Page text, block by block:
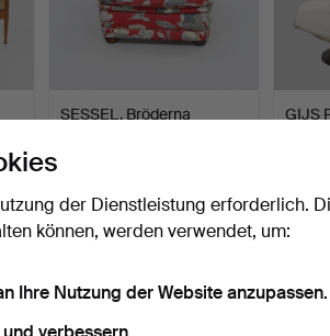
SESSEL, Bröderna
148 USD
GIJS
53
der Dienstleistung erforderlich.
können, werden verwendet, um:
Ihre Nutzung der Website anzupassen.